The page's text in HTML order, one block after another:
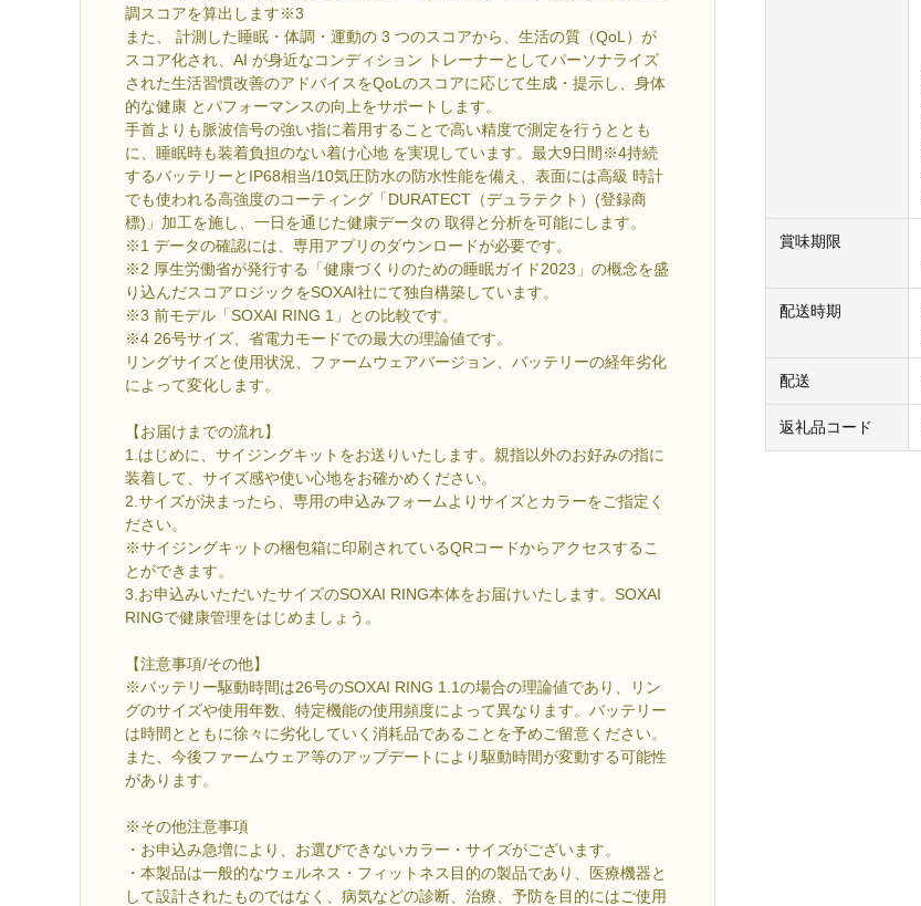
調スコアを算出します※3
また、 計測した睡眠・体調・運動の 3 つのスコアから、生活の質（QoL）が
スコア化され、AI が身近なコンディション トレーナーとしてパーソナライズ
された生活習慣改善のアドバイスをQoLのスコアに応じて生成・提示し、身体
的な健康 とパフォーマンスの向上をサポートします。
手首よりも脈波信号の強い指に着用することで高い精度で測定を行うととも
に、睡眠時も装着負担のない着け心地 を実現しています。最大9日間※4持続
するバッテリーとIP68相当/10気圧防水の防水性能を備え、表面には高級 時計
でも使われる高強度のコーティング「DURATECT（デュラテクト）(登録商
標)」加工を施し、一日を通じた健康データの 取得と分析を可能にします。
※1 データの確認には、専用アプリのダウンロードが必要です。
※2 厚生労働省が発行する「健康づくりのための睡眠ガイド2023」の概念を盛
り込んだスコアロジックをSOXAI社にて独自構築しています。
※3 前モデル「SOXAI RING 1」との比較です。
※4 26号サイズ、省電力モードでの最大の理論値です。
リングサイズと使用状況、ファームウェアバージョン、バッテリーの経年劣化
によって変化します。
【お届けまでの流れ】
1.はじめに、サイジングキットをお送りいたします。親指以外のお好みの指に
装着して、サイズ感や使い心地をお確かめください。
2.サイズが決まったら、専用の申込みフォームよりサイズとカラーをご指定く
ださい。
※サイジングキットの梱包箱に印刷されているQRコードからアクセスするこ
とができます。
3.お申込みいただいたサイズのSOXAI RING本体をお届けいたします。SOXAI
RINGで健康管理をはじめましょう。
【注意事項/その他】
※バッテリー駆動時間は26号のSOXAI RING 1.1の場合の理論値であり、リン
グのサイズや使用年数、特定機能の使用頻度によって異なります。バッテリー
は時間とともに徐々に劣化していく消耗品であることを予めご留意ください。
また、今後ファームウェア等のアップデートにより駆動時間が変動する可能性
があります。
※その他注意事項
・お申込み急増により、お選びできないカラー・サイズがございます。
・本製品は一般的なウェルネス・フィットネス目的の製品であり、医療機器と
して設計されたものではなく、病気などの診断、治療、予防を目的にはご使用
賞味期限
配送時期
配送
返礼品コード